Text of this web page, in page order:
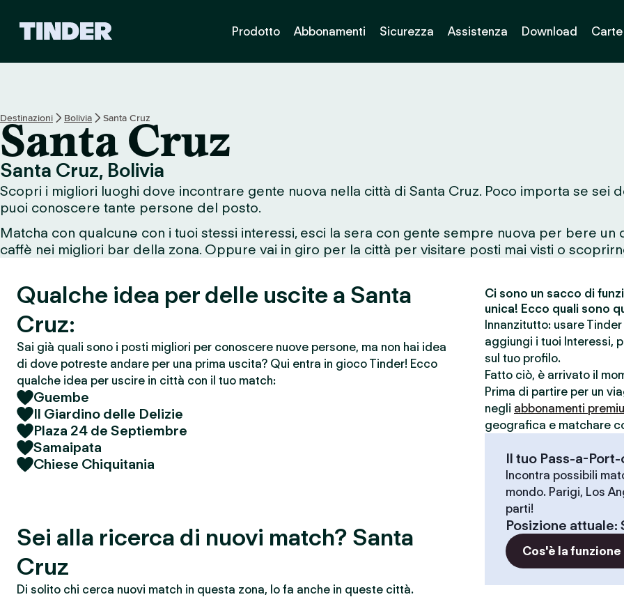
T
d
e
r
Prodotto Abbonamenti Sicurezza Assistenza Download
Destinazioni Bolivia Santa Cruz
Santa Cruz
Santa Cruz, Bolivia
Scopri i migliori luoghi dove incontrare gente nuova nella città di Santa Cruz. Poco importa se sei
puoi conoscere tante persone del posto.
Matcha con qualcunə con i tuoi stessi interessi, esci la sera con gente sempre nuova per bere
caffè nei migliori bar della zona. Oppure vai in giro per la città per visitare posti mai visti o
Qualche idea per delle uscite a Santa
Cruz:
Sai già quali sono i posti migliori per conoscere nuove persone, ma non hai idea
di dove potreste andare per una prima uscita? Qui entra in gioco Tinder! Ecco
qualche idea per uscire in città con il tuo match:
Guembe
Il Giardino delle Delizie
Plaza 24 de Septiembre
Samaipata
Chiese Chiquitania
Sei alla ricerca di nuovi match? Santa
Cruz
Di solito chi cerca nuovi match in questa zona, lo fa anche in queste città.
Ci sono un sacco di
unica! Ecco quali sono
Innanzitutto: usare
aggiungi i tuoi Interessi,
sul tuo profilo.
Fatto ciò, è arrivato il
Prima di partire per un
negli abbonamenti
geografica e matchare
Il tuo Pass-a-
Incontra possibili
mondo. Parigi, Los
parti!
Posizione attuale:
Cos'è la